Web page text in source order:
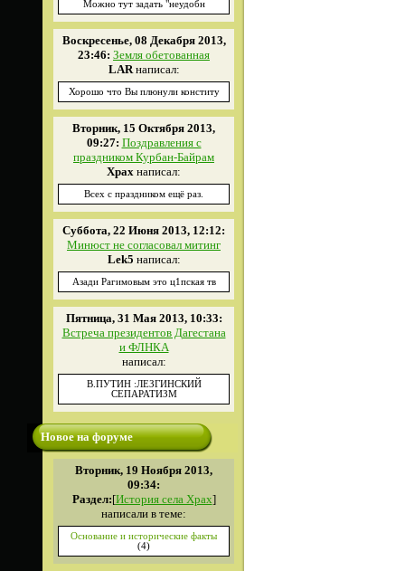
Можно тут задать "неудобн
Воскресенье, 08 Декабря 2013,
23:46: Земля обетованная
LARнаписал:
Хорошо что Вы плюнули конститу
Вторник, 15 Октября 2013,
09:27: Поздравления с
праздником Курбан-Байрам
Xpax написал:
Всех с праздником ещё раз.
Суббота, 22 Июня 2013, 12:12:
Минюст не согласовал митинг
Lek5 написал:
Азади Рагимовым это ц1пская тв
Пятница, 31 Мая 2013, 10:33:
Встреча президентов Дагестана
и ФЛНКА
написал:
В.ПУТИН :ЛЕЗГИНСКИЙ
СЕПАРАТИЗМ
Новое на форуме
Вторник, 19 Ноября 2013,
09:34:
Раздел:[История села Храх]
написали в теме:
Основание и исторические факты
(4)